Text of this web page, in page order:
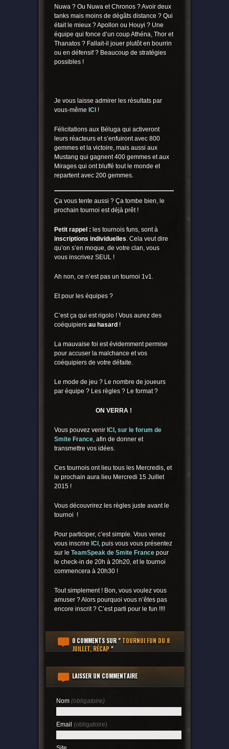
Nuwa ? Ou Nuwa et Chronos ? Avoir deux
tanks mais moins de dégâts distance ? Qui
était le mieux ? Apollon ou Houyi ? Une
équipe qui fonce d’un coup Athéna, Thor et
Thanatos ? Fallait-il jouer plutôt en bourrin
ou en défensif ? Beaucoup de stratégies
possibles !
Je vous laisse admirer les résultats par
vous-même ICI !
Félicitations aux Béluga qui activeront
leurs réacteurs et s’enfuiront avec 800
gemmes et la victoire, mais aussi aux
Mustang qui gagnent 400 gemmes et aux
Mirages qui ont bluffé tout le monde et
repartent avec 200 gemmes.
Ça vous tente aussi ? Ça tombe bien, le
prochain tournoi est déjà prêt !
Petit rappel : les tournois funs, sont à
inscriptions individuelles. Cela veut dire
qu’on s’en moque, de votre clan, vous
vous inscrivez SEUL !
Ah non, ce n’est pas un tournoi 1v1.
Et pour les équipes ?
C’est ça qui est rigolo ! Vous aurez des
coéquipiers au hasard !
La mauvaise foi est évidemment permise
pour accuser la malchance et vos
coéquipiers de votre défaite.
Le mode de jeu ? Le nombre de joueurs
par équipe ? Les règles ? Le format ?
ON VERRA !
Vous pouvez venir ICI, sur le forum de
Smite France, afin de donner et
transmettre vos idées.
Ces tournois ont lieu tous les Mercredis, et
le prochain aura lieu Mercredi 15 Juillet
2015 !
Vous découvrirez les règles juste avant le
tournoi !
Pour participer, c’est simple. Vous venez
vous inscrire ICI , puis vous vous présentez
sur le TeamSpeak de Smite Francepour
le check-in de 20h à 20h20, et le tournoi
commencera à 20h30 !
Tout simplement ! Bon, vous voulez vous
amuser ? Alors pourquoi vous n’êtes pas
encore inscrit ? C’est parti pour le fun !!!!
0 COMMENTSSUR " TOURNOI FUN DU 8
JUILLET, RÉCAP "
LAISSER UN COMMENTAIRE
Nom (obligatoire)
Email (obligatoire)